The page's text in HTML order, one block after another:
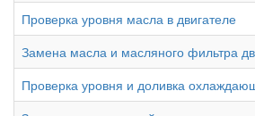
Проверка уровня масла в двигателе
Замена масла и масляного фильтра
Проверка уровня и доливка